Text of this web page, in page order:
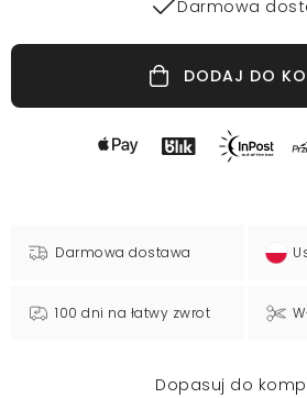
Darmowa
DODAJ DO
Darmowa dostawa
100 dni na łatwy zwrot
Dopasuj do